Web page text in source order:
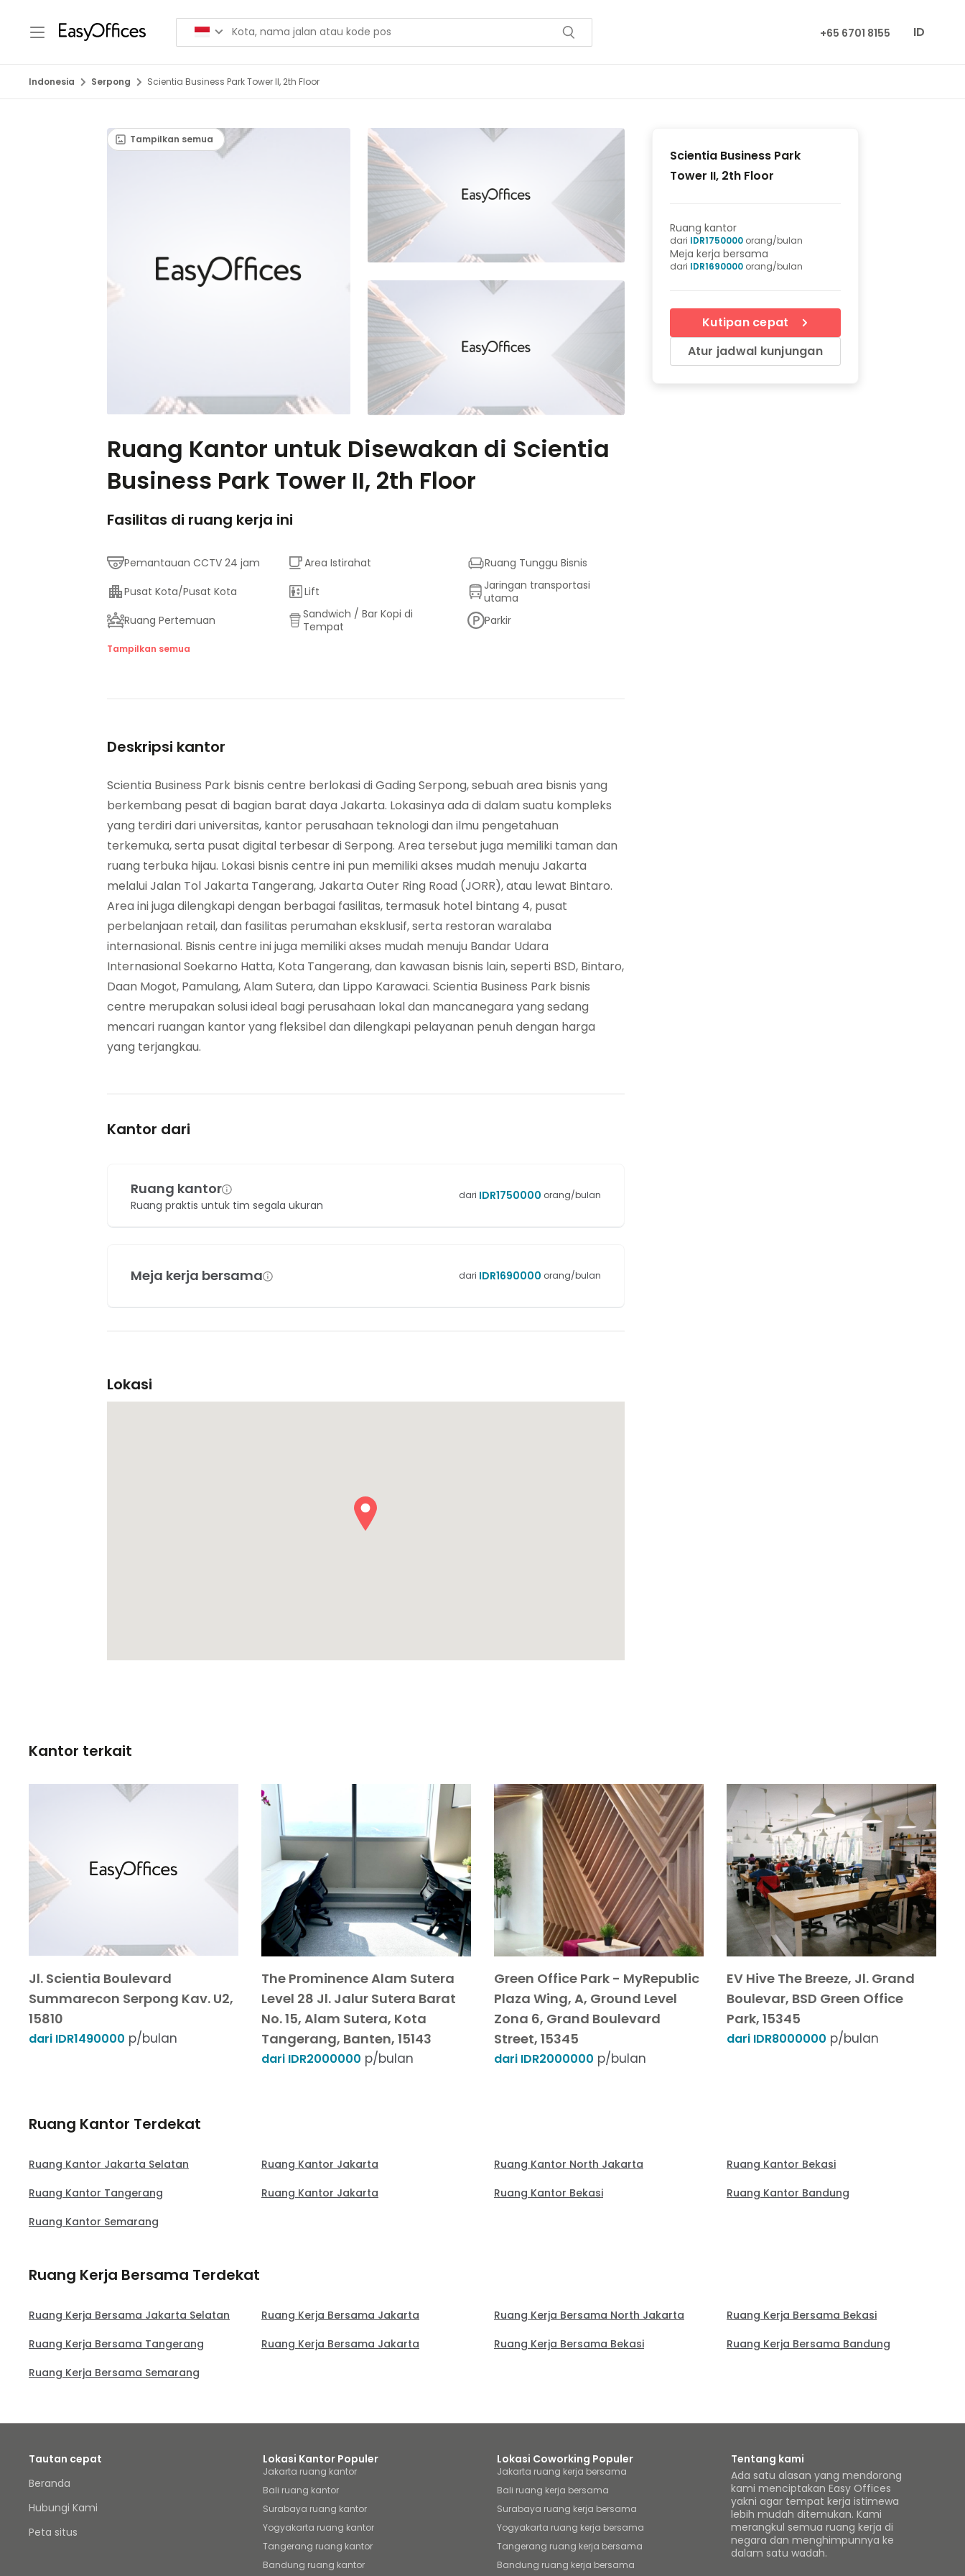
+65 6701 8155 ID
Indonesia Serpong Scientia Business Park Tower II, 2th Floor
Tampilkan semua
Ruang Kantor untuk Disewakan di Scientia
Business Park Tower II, 2th Floor
Fasilitas di ruang kerja ini
Pemantauan CCTV 24 jam Area Istirahat
Ruang Tunggu Bisnis
Pusat Kota/Pusat Kota
Lift
Jaringan transportasi
utama
Ruang Pertemuan
Sandwich / Bar Kopi di
Tempat
Parkir
Plafon yang Ditangguhkan
Tampilkan semua
Deskripsi kantor
Scientia Business Park bisnis centre berlokasi di Gading Serpong, sebuah area bisnis yang
berkembang pesat di bagian barat daya Jakarta. Lokasinya ada di dalam suatu kompleks
yang terdiri dari universitas, kantor perusahaan teknologi dan ilmu pengetahuan
terkemuka, serta pusat digital terbesar di Serpong. Area tersebut juga memiliki taman dan
ruang terbuka hijau. Lokasi bisnis centre ini pun memiliki akses mudah menuju Jakarta
melalui Jalan Tol Jakarta Tangerang, Jakarta Outer Ring Road (JORR), atau lewat Bintaro.
Area ini juga dilengkapi dengan berbagai fasilitas, termasuk hotel bintang 4, pusat
perbelanjaan retail, dan fasilitas perumahan eksklusif, serta restoran waralaba
internasional. Bisnis centre ini juga memiliki akses mudah menuju Bandar Udara
Internasional Soekarno Hatta, Kota Tangerang, dan kawasan bisnis lain, seperti BSD, Bintaro,
Daan Mogot, Pamulang, Alam Sutera, dan Lippo Karawaci. Scientia Business Park bisnis
centre merupakan solusi ideal bagi perusahaan lokal dan mancanegara yang sedang
mencari ruangan kantor yang fleksibel dan dilengkapi pelayanan penuh dengan harga
yang terjangkau.
Kantor dari
Ruang kantor
Ruang praktis untuk tim segala ukuran
dari IDR1750000 orang/bulan
Meja kerja bersama dari IDR1690000 orang/bulan
Lokasi
Scientia Business Park
Tower II, 2th Floor
Ruang kantor
dari IDR1750000 orang/bulan
Meja kerja bersama
dari IDR1690000 orang/bulan
Kutipan cepat
Atur jadwal kunjungan
Kantor terkait
Jl. Scientia Boulevard
Summarecon Serpong Kav. U2,
15810
dari IDR1490000 p/bulan
The Prominence Alam Sutera
Level 28 Jl. Jalur Sutera Barat
No. 15, Alam Sutera, Kota
Tangerang, Banten, 15143
dari IDR2000000 p/bulan
Green Office Park - MyRepublic
Plaza Wing, A, Ground Level
Zona 6, Grand Boulevard
Street, 15345
dari IDR2000000 p/bulan
EV Hive The Breeze, Jl. Grand
Boulevar, BSD Green Office
Park, 15345
dari IDR8000000 p/bulan
Ruang Kantor Terdekat
Ruang Kantor Jakarta Selatan Ruang Kantor Jakarta Ruang Kantor North Jakarta
Ruang Kantor Bekasi
Ruang Kantor Tangerang
Ruang Kantor Jakarta Ruang Kantor Bekasi
Ruang Kantor Bandung
Ruang Kantor Semarang
Ruang Kerja Bersama Terdekat
Ruang Kerja Bersama Jakarta Selatan Ruang Kerja Bersama Jakarta Ruang Kerja Bersama North Jakarta
Ruang Kerja Bersama Bekasi
Ruang Kerja Bersama Tangerang
Ruang Kerja Bersama Jakarta Ruang Kerja Bersama Bekasi
Ruang Kerja Bersama Bandung
Ruang Kerja Bersama Semarang
Tautan cepat
Beranda
Hubungi Kami
Peta situs
Lokasi Kantor Populer
Jakarta ruang kantor
Bali ruang kantor
Surabaya ruang kantor
Yogyakarta ruang kantor
Tangerang ruang kantor
Bandung ruang kantor
Lokasi Coworking Populer
Jakarta ruang kerja bersama
Bali ruang kerja bersama
Surabaya ruang kerja bersama
Yogyakarta ruang kerja bersama
Tangerang ruang kerja bersama
Bandung ruang kerja bersama
Tentang kami
Ada satu alasan yang mendorong
kami menciptakan Easy Offices
yakni agar tempat kerja istimewa
lebih mudah ditemukan. Kami
merangkul semua ruang kerja di
negara dan menghimpunnya ke
dalam satu wadah.